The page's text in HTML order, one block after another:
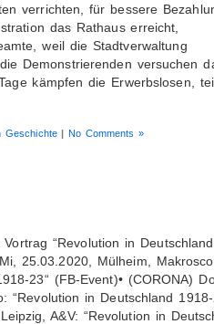
verrichten, für bessere
das Rathaus erreicht,
weil die Stadtverwaltung
Demonstrierenden versuchen
kämpfen die Erwerbslosen,
Geschichte | No Comments »
“Revolution in
25.03.2020, Mülheim,
23“ (FB-Event)• (CORONA)
“Revolution in Deutschland 1918-
A&V: “Revolution in